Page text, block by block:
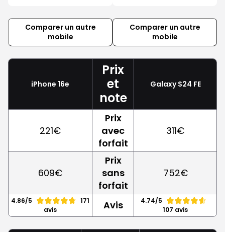
Comparer un autre
mobile
Comparer un autre
mobile
iPhone 16e
Prix
et
note
Galaxy S24 FE
221€
Prix
avec
forfait
311€
609€
Prix
sans
forfait
752€
4.86/5
171
avis
Avis
4.74/5
107 avis